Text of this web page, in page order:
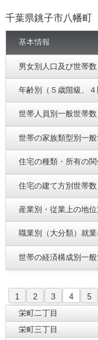
千葉県銚子市八幡町
基本情報
男女別人口及び世帯数
年齢別（５歳階級、
世帯人員別一般世帯数
世帯の家族類型別一
住宅の種類・所有の
住宅の建て方別世帯数
産業別・従業上の地
職業別（大分類）就
世帯の経済構成別一
1 2 3 4 5
栄町二丁目
栄町三丁目